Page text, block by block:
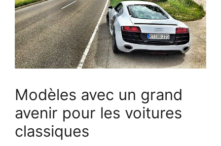
Modèles avec un grand
avenir pour les voitures
classiques